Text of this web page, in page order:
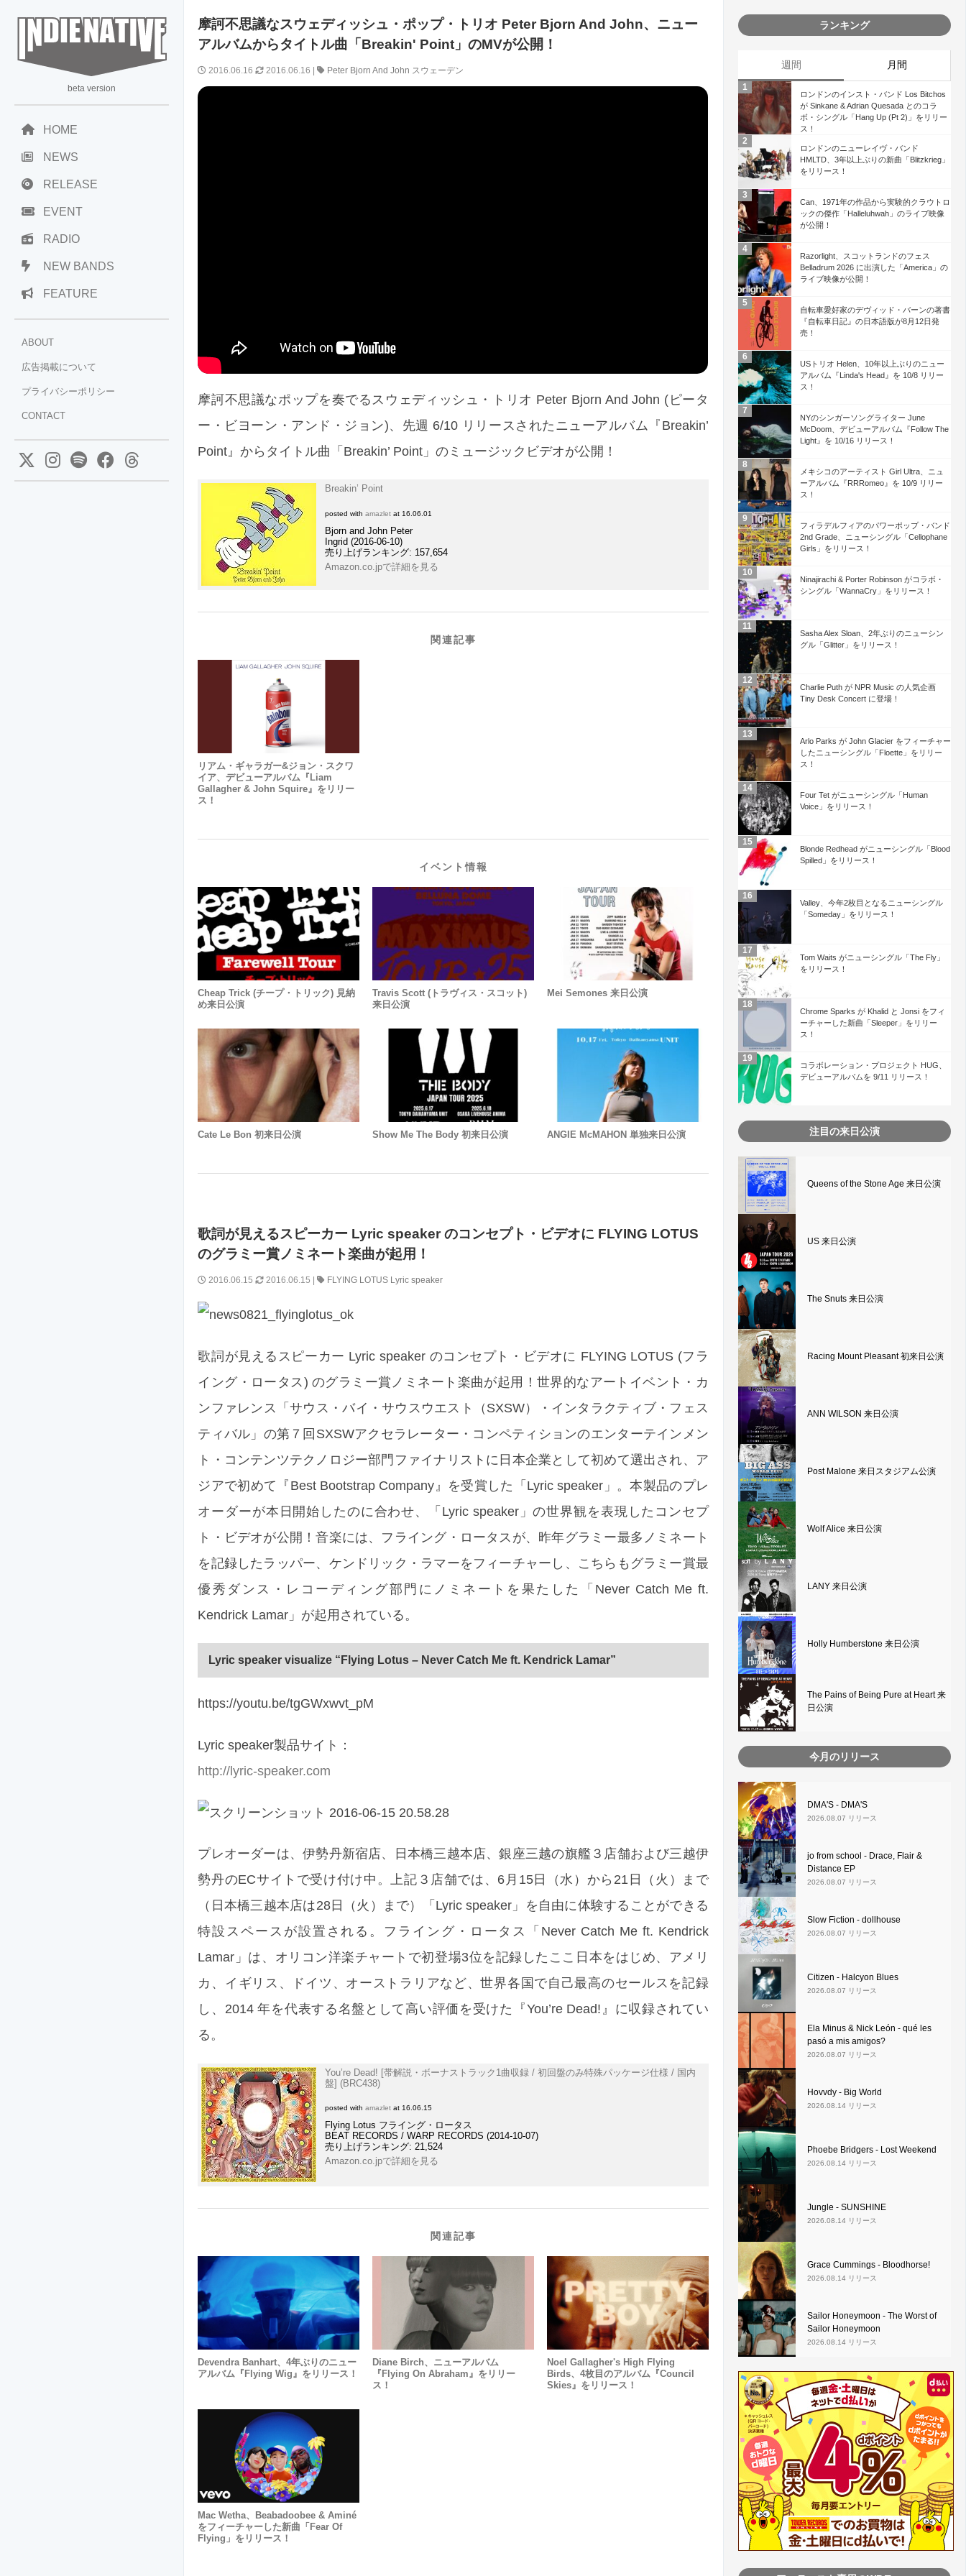
beta version
HOME
NEWS
RELEASE
EVENT
RADIO
NEW BANDS
FEATURE
ABOUT
広告掲載について
プライバシーポリシー
CONTACT
摩訶不思議なスウェディッシュ・ポップ・トリオ Peter Bjorn And John、ニュー
アルバムからタイトル曲「Breakin' Point」のMVが公開！
2016.06.16 2016.06.16 | Peter Bjorn And John スウェーデン
摩訶不思議なポップを奏でるスウェディッシュ・トリオ Peter Bjorn And John (ピータ
ー・ビヨーン・アンド・ジョン)、先週 6/10 リリースされたニューアルバム『Breakin’
Point』からタイトル曲「Breakin’ Point」のミュージックビデオが公開！
Breakin’ Point
posted withamazlet at 16.06.01
Bjorn and John Peter
Ingrid (2016-06-10)
売り上げランキング: 157,654
Amazon.co.jpで詳細を見る
関連記事
リアム・ギャラガー&ジョン・スクワ
イア、デビューアルバム『Liam
Gallagher & John Squire』をリリー
ス！
イベント情報
Cheap Trick (チープ・トリック) 見納
め来日公演
Travis Scott (トラヴィス・スコット)
来日公演
Mei Semones 来日公演
Cate Le Bon 初来日公演 Show Me The Body 初来日公演 ANGIE McMAHON 単独来日公演
歌詞が見えるスピーカー Lyric speaker のコンセプト・ビデオに FLYING LOTUS
のグラミー賞ノミネート楽曲が起用！
2016.06.15 2016.06.15 | FLYING LOTUS Lyric speaker
歌詞が見えるスピーカー Lyric speaker のコンセプト・ビデオに FLYING LOTUS (フラ
イング・ロータス) のグラミー賞ノミネート楽曲が起用！世界的なアートイベント・カ
ンファレンス「サウス・バイ・サウスウエスト（SXSW）・インタラクティブ・フェス
ティバル」の第７回SXSWアクセラレーター・コンペティションのエンターテインメン
ト・コンテンツテクノロジー部門ファイナリストに日本企業として初めて選出され、ア
ジアで初めて『Best Bootstrap Company』を受賞した「Lyric speaker」。本製品のプレ
オーダーが本日開始したのに合わせ、「Lyric speaker」の世界観を表現したコンセプ
ト・ビデオが公開！音楽には、フライング・ロータスが、昨年グラミー最多ノミネート
を記録したラッパー、ケンドリック・ラマーをフィーチャーし、こちらもグラミー賞最
優秀ダンス・レコーディング部門にノミネートを果たした「Never Catch Me ft.
Kendrick Lamar」が起用されている。
Lyric speaker visualize “Flying Lotus – Never Catch Me ft. Kendrick Lamar”
https://youtu.be/tgGWxwvt_pM
Lyric speaker製品サイト：
http://lyric-speaker.com
プレオーダーは、伊勢丹新宿店、日本橋三越本店、銀座三越の旗艦３店舗および三越伊
勢丹のECサイトで受け付け中。上記３店舗では、6月15日（水）から21日（火）まで
（日本橋三越本店は28日（火）まで）「Lyric speaker」を自由に体験することができる
特設スペースが設置される。フライング・ロータス「Never Catch Me ft. Kendrick
Lamar」は、オリコン洋楽チャートで初登場3位を記録したここ日本をはじめ、アメリ
カ、イギリス、ドイツ、オーストラリアなど、世界各国で自己最高のセールスを記録
し、2014 年を代表する名盤として高い評価を受けた『You’re Dead!』に収録されてい
る。
You’re Dead! [帯解説・ボーナストラック1曲収録 / 初回盤のみ特殊パッケージ仕様 / 国内
盤] (BRC438)
posted withamazlet at 16.06.15
Flying Lotus フライング・ロータス
BEAT RECORDS / WARP RECORDS (2014-10-07)
売り上げランキング: 21,524
Amazon.co.jpで詳細を見る
関連記事
Devendra Banhart、4年ぶりのニュー
アルバム『Flying Wig』をリリース！
Diane Birch、ニューアルバム
『Flying On Abraham』をリリー
ス！
Noel Gallagher's High Flying
Birds、4枚目のアルバム『Council
Skies』をリリース！
Mac Wetha、beabadoobee & Aminé
をフィーチャーした新曲「Fear Of
Flying」をリリース！
ランキング
週間 月間
ロンドンのインスト・バンド Los Bitchos
が Sinkane & Adrian Quesada とのコラ
ボ・シングル「Hang Up (Pt 2)」をリリー
ス！
ロンドンのニューレイヴ・バンド
HMLTD、3年以上ぶりの新曲「Blitzkrieg」
をリリース！
Can、1971年の作品から実験的クラウトロ
ックの傑作「Halleluhwah」のライブ映像
が公開！
Razorlight、スコットランドのフェス
Belladrum 2026 に出演した「America」の
ライブ映像が公開！
自転車愛好家のデヴィッド・バーンの著書
『自転車日記』の日本語版が8月12日発
売！
USトリオ Helen、10年以上ぶりのニュー
アルバム『Linda's Head』を 10/8 リリー
ス！
NYのシンガーソングライター June
McDoom、デビューアルバム『Follow The
Light』を 10/16 リリース！
メキシコのアーティスト Girl Ultra、ニュ
ーアルバム『RRRomeo』を 10/9 リリー
ス！
フィラデルフィアのパワーポップ・バンド
2nd Grade、ニューシングル「Cellophane
Girls」をリリース！
Ninajirachi & Porter Robinson がコラボ・
シングル「WannaCry」をリリース！
Sasha Alex Sloan、2年ぶりのニューシン
グル「Glitter」をリリース！
Charlie Puth が NPR Music の人気企画
Tiny Desk Concert に登場！
Arlo Parks が John Glacier をフィーチャー
したニューシングル「Floette」をリリー
ス！
Four Tet がニューシングル「Human
Voice」をリリース！
Blonde Redhead がニューシングル「Blood
Spilled」をリリース！
Valley、今年2枚目となるニューシングル
「Someday」をリリース！
Tom Waits がニューシングル「The Fly」
をリリース！
Chrome Sparks が Khalid と Jonsi をフィ
ーチャーした新曲「Sleeper」をリリー
ス！
コラボレーション・プロジェクト HUG、
デビューアルバムを 9/11 リリース！
注目の来日公演
Queens of the Stone Age 来日公演
US 来日公演
The Snuts 来日公演
Racing Mount Pleasant 初来日公演
ANN WILSON 来日公演
Post Malone 来日スタジアム公演
Wolf Alice 来日公演
LANY 来日公演
Holly Humberstone 来日公演
The Pains of Being Pure at Heart 来
日公演
今月のリリース
DMA'S - DMA'S
2026.08.07 リリース
jo from school - Drace, Flair &
Distance EP
2026.08.07 リリース
Slow Fiction - dollhouse
2026.08.07 リリース
Citizen - Halcyon Blues
2026.08.07 リリース
Ela Minus & Nick León - qué les
pasó a mis amigos?
2026.08.07 リリース
Hovvdy - Big World
2026.08.14 リリース
Phoebe Bridgers - Lost Weekend
2026.08.14 リリース
Jungle - SUNSHINE
2026.08.14 リリース
Grace Cummings - Bloodhorse!
2026.08.14 リリース
Sailor Honeymoon - The Worst of
Sailor Honeymoon
2026.08.14 リリース